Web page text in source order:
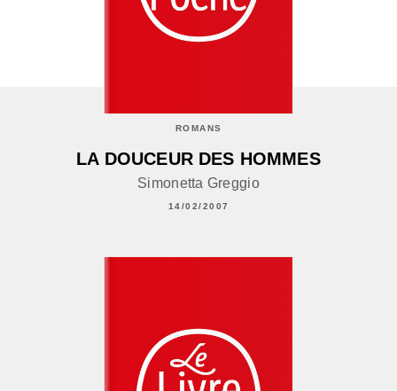
ROMANS
LA DOUCEUR DES HOMMES
Simonetta Greggio
14/02/2007